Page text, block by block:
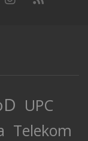
UPC
Telekom